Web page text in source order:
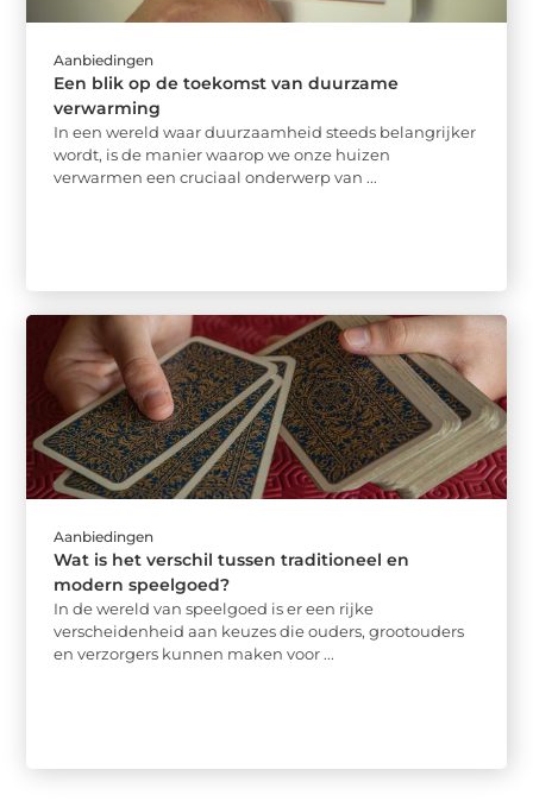
Aanbiedingen
Een blik op de toekomst van duurzame
verwarming
In een wereld waar duurzaamheid steeds belangrijker
wordt, is de manier waarop we onze huizen
verwarmen een cruciaal onderwerp van ...
Aanbiedingen
Wat is het verschil tussen traditioneel en
modern speelgoed?
In de wereld van speelgoed is er een rijke
verscheidenheid aan keuzes die ouders, grootouders
en verzorgers kunnen maken voor ...